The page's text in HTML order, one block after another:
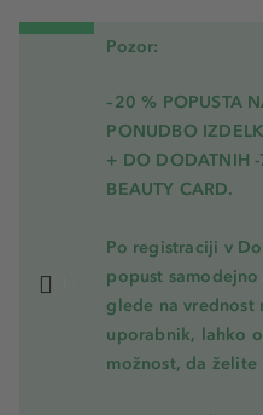
Pozor:
–20 % POPUSTA
PONUDBO
+ DO DODATNIH
BEAUTY CARD.
Po registraciji v
popust
glede na vrednost
uporabnik, lahko
možnost, da želite